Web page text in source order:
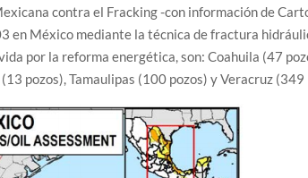
contra el Fracking -con información de
en México mediante la técnica de fractura
por la reforma energética, son: Coahuila (47
pozos), Tamaulipas (100 pozos) y Veracruz (349